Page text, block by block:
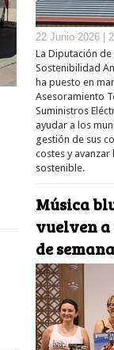
22 Junio 2026 |
La Diputación
Sostenibilidad
ha puesto en
Asesoramiento
Suministros
ayudar a los
gestión de sus
costes y
sostenible.
Música
vuelven
de